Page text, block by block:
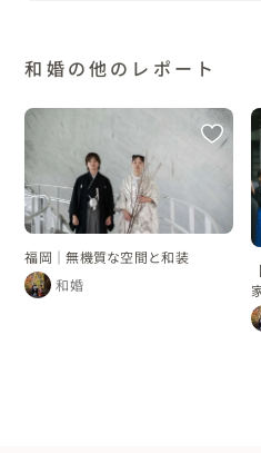
和婚の他のレポート
福岡｜無機質な空間と和装
和婚